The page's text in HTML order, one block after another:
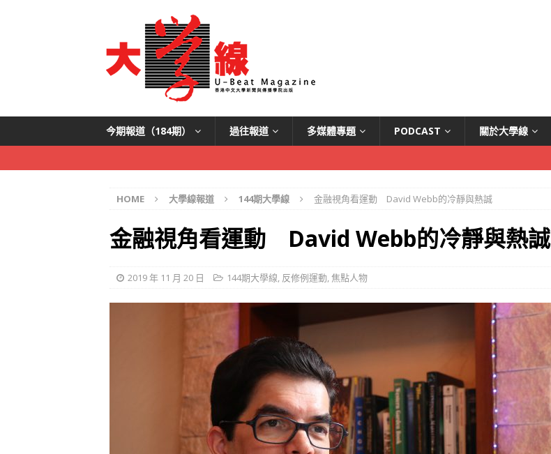
今期報道（184期） 過往報道 多媒體專題 PODCAST 關於大學線
HOME 大學線報道 144期大學線 金融視角看運動 David Webb的冷靜與熱誠
金融視角看運動 David Webb的冷靜與熱誠
2019 年 11 月 20 日 144期大學線, 反修例運動,焦點人物